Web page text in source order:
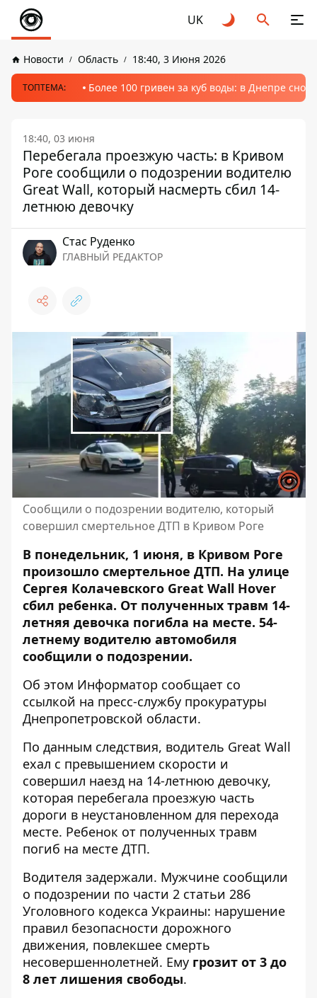
UK
Новости Область 18:40, 3 Июня 2026
ТОПТЕМА: Более 100 гривен за куб воды: в Днепре
18:40, 03 июня
Перебегала проезжую часть: в Кривом
Роге сообщили о подозрении водителю
Great Wall, который насмерть сбил 14-
летнюю девочку
Стаc Руденко
ГЛАВНЫЙ РЕДАКТОР
Сообщили о подозрении водителю, который
совершил смертельное ДТП в Кривом Роге
В понедельник, 1 июня, в Кривом Роге
произошло смертельное ДТП. На улице
Сергея Колачевского Great Wall Hover
сбил ребенка. От полученных травм 14-
летняя девочка погибла на месте. 54-
летнему водителю автомобиля
сообщили о подозрении.
Об этом Информатор сообщает со
ссылкой на пресс-службу прокуратуры
Днепропетровской области.
По данным следствия, водитель Great Wall
ехал с превышением скорости и
совершил наезд на 14-летнюю девочку,
которая перебегала проезжую часть
дороги в неустановленном для перехода
месте. Ребенок от полученных травм
погиб на месте ДТП.
Водителя задержали. Мужчине сообщили
о подозрении по части 2 статьи 286
Уголовного кодекса Украины: нарушение
правил безопасности дорожного
движения, повлекшее смерть
несовершеннолетней. Ему грозит от 3 до
8 лет лишения свободы.